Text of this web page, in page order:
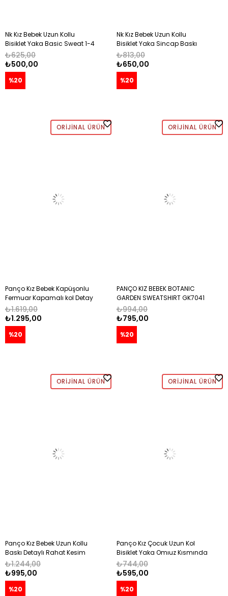
Nk Kız Bebek Uzun Kollu
Bisiklet Yaka Basic Sweat 1-4
Yaş TURUNCU
₺500,00
₺625,00
%20
Nk Kız Bebek Uzun Kollu
Bisiklet Yaka Sincap Baskı
Detaylı Sweat 1-4 Yaş KREM
₺650,00
₺813,00
%20
ORIJINAL ÜRÜN
Panço Kız Bebek Kapüşonlu
Fermuar Kapamalı kol Detay
Baskılı Sweatshirt 0-3 Yaş
BEJ
₺1.295,00
₺1.619,00
%20
ORIJINAL ÜRÜN
PANÇO KIZ BEBEK BOTANIC
GARDEN SWEATSHIRT GK7041
YEŞİL
₺795,00
₺994,00
%20
ORIJINAL ÜRÜN
Panço Kız Bebek Uzun Kollu
Baskı Detaylı Rahat Kesim
Sweatshırt 0-3 Yaş BEYAZ
₺995,00
₺1.244,00
%20
ORIJINAL ÜRÜN
Panço Kız Çocuk Uzun Kol
Bisiklet Yaka Omıuz Kısmında
Büzgü Ve Fırfır Detaylı Tşört 0-
3 Yaş BEYAZ
₺595,00
₺744,00
%20